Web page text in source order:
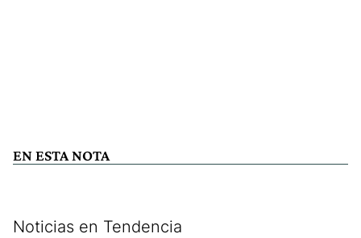
EN ESTA NOTA
Noticias en Tendencia